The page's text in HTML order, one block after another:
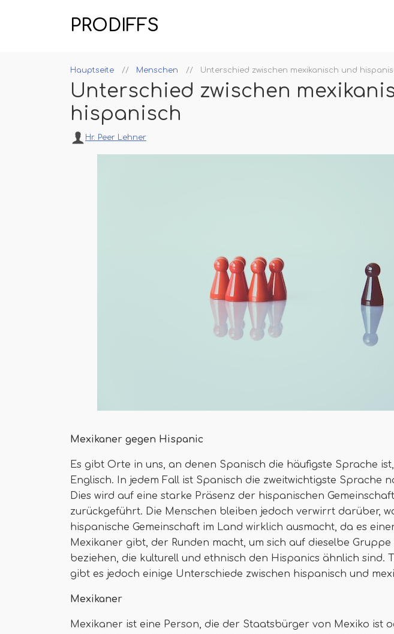
PRODIFFS
Hauptseite Menschen Unterschied zwischen mexikanisch und
Unterschied zwischen
hispanisch
Hr. Peer Lehner
Mexikaner gegen Hispanic
Es gibt Orte in uns, an denen Spanisch die häufigste Sprache
Englisch. In jedem Fall ist Spanisch die zweitwichtigste Sprache
Dies wird auf eine starke Präsenz der hispanischen
zurückgeführt. Die Menschen bleiben jedoch verwirrt darüber,
hispanische Gemeinschaft im Land wirklich ausmacht, da es
Mexikaner gibt, der Runden macht, um sich auf dieselbe
beziehen, die kulturell und ethnisch den Hispanics ähnlich sind.
gibt es jedoch einige Unterschiede zwischen hispanisch und
Mexikaner
Mexikaner ist eine Person, die der Staatsbürger von Mexiko ist